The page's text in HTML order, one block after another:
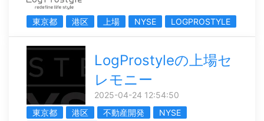
東京都 港区 上場 NYSE LOGPROSTYLE
LogProstyleの上場セ
レモニー
2025-04-24 12:54:50
東京都
港区 不動産開発
NYSE